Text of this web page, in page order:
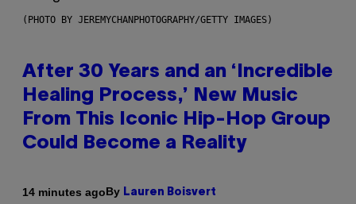
(PHOTO BY JEREMYCHANPHOTOGRAPHY/GETTY IMAGES)
After 30 Years and an ‘Incredible
Healing Process,’ New Music
From This Iconic Hip-Hop Group
Could Become a Reality
14 minutes agoBy Lauren Boisvert